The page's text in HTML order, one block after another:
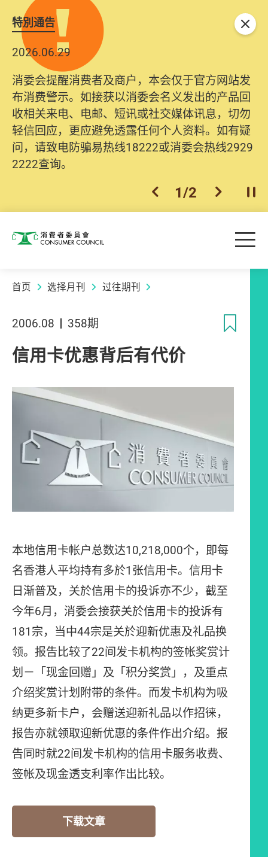
特別通告
2026.06.29
消委会提醒消费者及商户，本会仅于官方网站发
布消费警示。如接获以消委会名义发出的产品回
收相关来电、电邮、短讯或社交媒体讯息，切勿
轻信回应，更应避免透露任何个人资料。如有疑
问，请致电防骗易热线18222或消委会热线2929
2222查询。
上一个
1/2 下一个开
关闭
消费者委员会 目
首页 选择月刊 过往期刊
2006.08 358期
信用卡优惠背后有代价
本地信用卡帐户总数达10,218,000个，即每
名香港人平均持有多於1张信用卡。信用卡
日渐普及，关於信用卡的投诉亦不少，截至
今年6月，消委会接获关於信用卡的投诉有
181宗，当中44宗是关於迎新优惠及礼品换
领。报告比较了22间发卡机构的签帐奖赏计
划－「现金回赠」及「积分奖赏」，及重点
介绍奖赏计划附带的条件。而发卡机构为吸
纳更多新卡户，会赠送迎新礼品以作招徕，
报告亦就领取迎新优惠的条件作出介绍。报
告同时就22间发卡机构的信用卡服务收费、
签帐及现金透支利率作出比较。
下载文章